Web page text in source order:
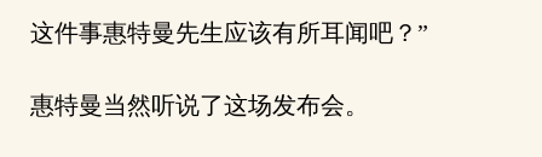
这件事惠特曼先生应该有所耳闻吧？”
惠特曼当然听说了这场发布会。